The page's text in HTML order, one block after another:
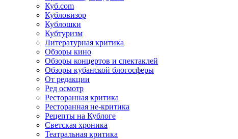
Куб.com
Кубловизор
Кублошки
Кубтуризм
Литературная критика
Обзоры кино
Обзоры концертов и спектаклей
Обзоры кубанской блогосферы
От редакции
Ред осмотр
Ресторанная критика
Ресторанная не-критика
Рецепты на Кублоге
Светская хроника
Театральная критика